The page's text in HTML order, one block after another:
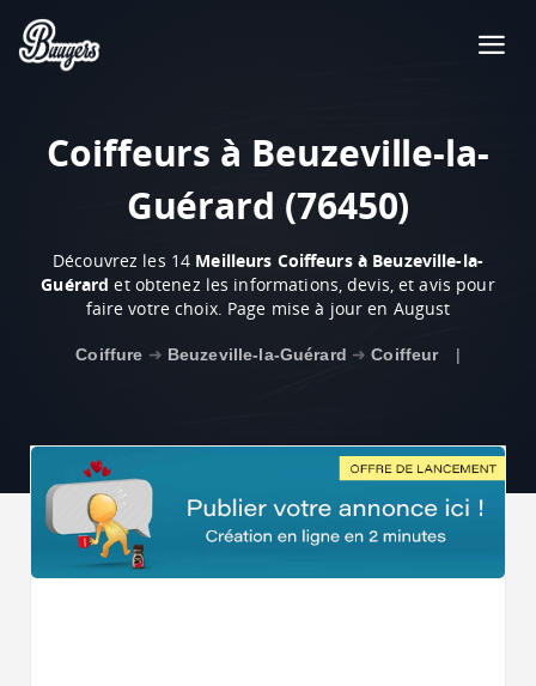
Coiffeurs à Beuzeville-la-
Guérard (76450)
Découvrez les 14 Meilleurs Coiffeurs à Beuzeville-la-
Guérard et obtenez les informations, devis, et avis pour
faire votre choix. Page mise à jour en August
Coiffure ➜ Beuzeville-la-Guérard ➜Coiffeur |